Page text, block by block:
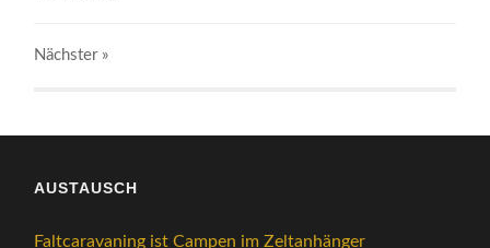
Nächster »
AUSTAUSCH
Faltcaravaning ist Campen im Zeltanhänger